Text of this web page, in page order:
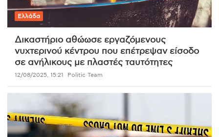
Ελλάδα
Δικαστήριο αθώωσε εργαζόμενους
νυχτερινού κέντρου που επέτρεψαν είσοδο
σε ανήλικους με πλαστές ταυτότητες
12/08/2025, 15:21 Politic Team